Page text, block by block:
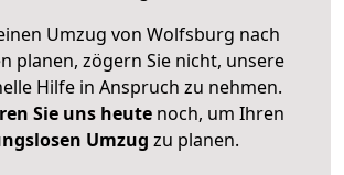
Umzug von Wolfsburg nach
planen, zögern Sie nicht, unsere
Hilfe in Anspruch zu nehmen.
Sie uns heutenoch, um Ihren
Umzug zu planen.